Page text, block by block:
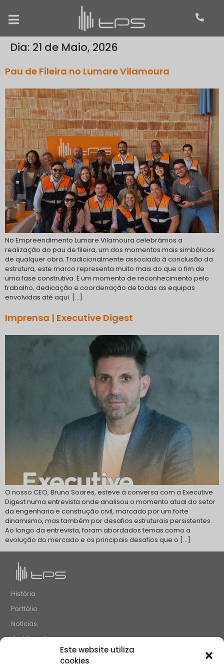
Este website utiliza
cookies
Dia: 21 de Maio, 2026
Pau de Fileira no Lumare Vilamoura
No Empreendimento Lumare Vilamoura celebrámos a
realização do pau de fileira, um dos momentos mais simbólicos
de qualquer obra. Tradicionalmente associado à conclusão da
estrutura, este marco representa muito mais do que o fim de
uma fase construtiva. É um momento de reconhecimento pelo
trabalho, dedicação e coordenação de todas as equipas
envolvidas até aqui. […]
Imprensa | Executive Digest
O nosso CEO, Bruno Soares, esteve à conversa com a Executive
Digest numa entrevista onde analisou o momento atual do setor
da engenharia e construção civil, marcado por um forte
dinamismo, mas também por desafios estruturais persistentes.
Ao longo da entrevista, foram abordados temas como a
evolução do mercado e os principais desafios que o […]
História
Portfólio
Notícias
Certificações